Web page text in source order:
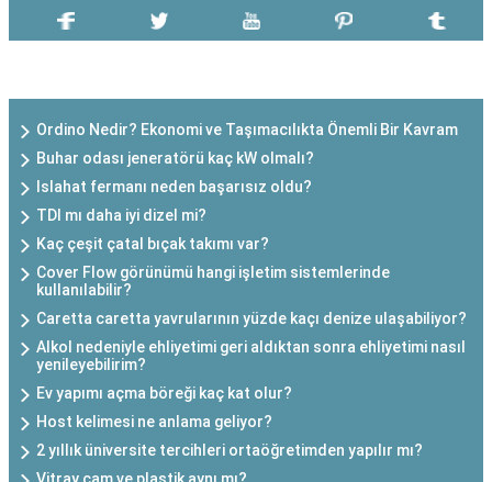
Ordino Nedir? Ekonomi ve Taşımacılıkta Önemli Bir Kavram
Buhar odası jeneratörü kaç kW olmalı?
Islahat fermanı neden başarısız oldu?
TDI mı daha iyi dizel mi?
Kaç çeşit çatal bıçak takımı var?
Cover Flow görünümü hangi işletim sistemlerinde
kullanılabilir?
Caretta caretta yavrularının yüzde kaçı denize ulaşabiliyor?
Alkol nedeniyle ehliyetimi geri aldıktan sonra ehliyetimi nasıl
yenileyebilirim?
Ev yapımı açma böreği kaç kat olur?
Host kelimesi ne anlama geliyor?
2 yıllık üniversite tercihleri ortaöğretimden yapılır mı?